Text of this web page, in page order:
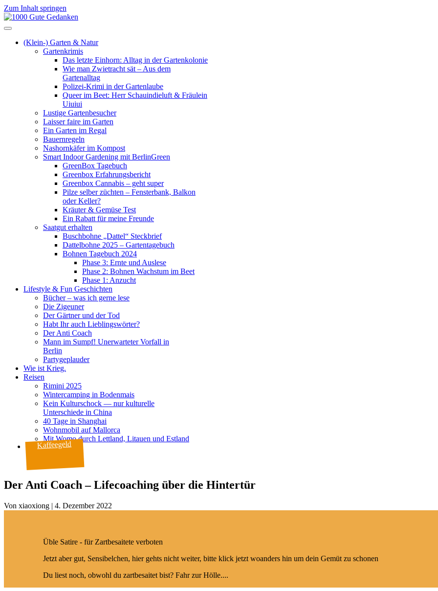
Zum Inhalt springen
Navigation
(Klein-) Garten & Natur
Gartenkrimis
Das letzte Einhorn: Alltag in der Gartenkolonie
Wie man Zwietracht sät – Aus dem
Gartenalltag
Polizei-Krimi in der Gartenlaube
Queer im Beet: Herr Schauindieluft & Fräulein
Uiuiui
Lustige Gartenbesucher
Laisser faire im Garten
Ein Garten im Regal
Bauernregeln
Nashornkäfer im Kompost
Smart Indoor Gardening mit BerlinGreen
GreenBox Tagebuch
Greenbox Erfahrungsbericht
Greenbox Cannabis – geht super
Pilze selber züchten – Fensterbank, Balkon
oder Keller?
Kräuter & Gemüse Test
Ein Rabatt für meine Freunde
Saatgut erhalten
Buschbohne „Dattel“ Steckbrief
Dattelbohne 2025 – Gartentagebuch
Bohnen Tagebuch 2024
Phase 3: Ernte und Auslese
Phase 2: Bohnen Wachstum im Beet
Phase 1: Anzucht
Lifestyle & Fun Geschichten
Bücher – was ich gerne lese
Die Zigeuner
Der Gärtner und der Tod
Habt Ihr auch Lieblingswörter?
Der Anti Coach
Mann im Sumpf! Unerwarteter Vorfall in
Berlin
Partygeplauder
Wie ist Krieg.
Reisen
Rimini 2025
Wintercamping in Bodenmais
Kein Kulturschock — nur kulturelle
Unterschiede in China
40 Tage in Shanghai
Wohnmobil auf Mallorca
Mit Womo durch Lettland, Litauen und Estland
Kaffeegeld
Der Anti Coach – Lifecoaching über die Hintertür
Von | 4. Dezember 2022
Üble Satire - für Zartbesaitete verboten
Jetzt aber gut, Sensibelchen, hier gehts nicht weiter, bitte klick jetzt woanders hin um dein Gemüt zu schonen
Du liest noch, obwohl du zartbesaitet bist? Fahr zur Hölle....